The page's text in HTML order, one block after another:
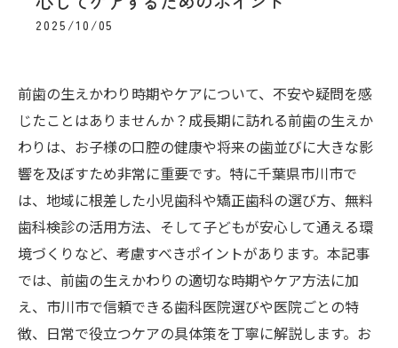
2025/10/05
前歯の生えかわり時期やケアについて、不安や疑問を感
じたことはありませんか？成長期に訪れる前歯の生えか
わりは、お子様の口腔の健康や将来の歯並びに大きな影
響を及ぼすため非常に重要です。特に千葉県市川市で
は、地域に根差した小児歯科や矯正歯科の選び方、無料
歯科検診の活用方法、そして子どもが安心して通える環
境づくりなど、考慮すべきポイントがあります。本記事
では、前歯の生えかわりの適切な時期やケア方法に加
え、市川市で信頼できる歯科医院選びや医院ごとの特
徴、日常で役立つケアの具体策を丁寧に解説します。お